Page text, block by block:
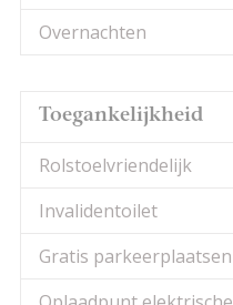
Overnachten
Toegankelijkheid
Rolstoelvriendelijk
Invalidentoilet
Gratis parkeerplaatsen